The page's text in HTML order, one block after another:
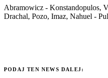
Abramowicz - Konstandopulos,
Drachal, Pozo, Imaz, Nahuel -
PODAJ TEN NEWS DALEJ: